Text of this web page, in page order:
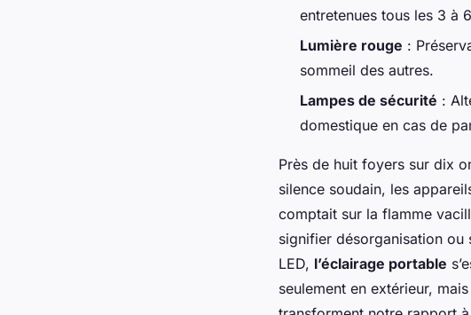
entretenues tous les 3 à
Lumière rouge :
sommeil des autres.
Lampes de sécurité :
domestique en cas de
Près de huit foyers sur dix
silence soudain, les
comptait sur la flamme
signifier désorganisation ou
LED, l’éclairage portable
seulement en extérieur,